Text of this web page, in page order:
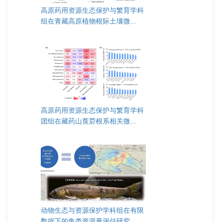
高原药用资源生态保护与繁育学科
组在青藏高原植物根际土壤微...
高原药用资源生态保护与繁育学科
团组在藏药山莨菪根系相关微...
动物生态与资源保护学科组在有限